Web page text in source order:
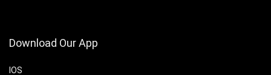
Download Our App
IOS